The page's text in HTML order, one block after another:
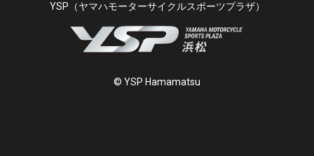
YSP（ヤマハモーターサイクルスポーツプラザ）
© YSP Hamamatsu